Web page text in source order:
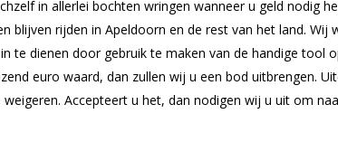
in allerlei bochten wringen wanneer u geld nodig
blijven rijden in Apeldoorn en de rest van het land. Wij
te dienen door gebruik te maken van de handige tool
euro waard, dan zullen wij u een bod uitbrengen.
Accepteert u het, dan nodigen wij u uit om